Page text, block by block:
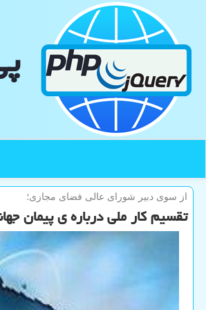
از سوی دبیر شورای عالی فضای مجازی؛
تقسیم کار ملی درباره ی پیمان